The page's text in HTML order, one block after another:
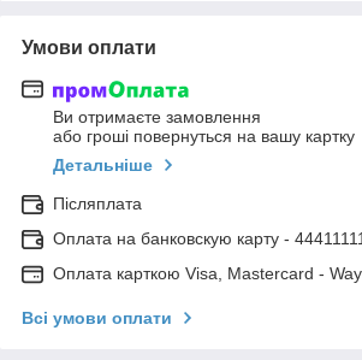
Умови оплати
Ви отримаєте замовлення
або гроші повернуться на вашу картку
Детальніше
Післяплата
Оплата на банковскую карту -
Оплата карткою Visa, Mastercard -
Всі умови оплати